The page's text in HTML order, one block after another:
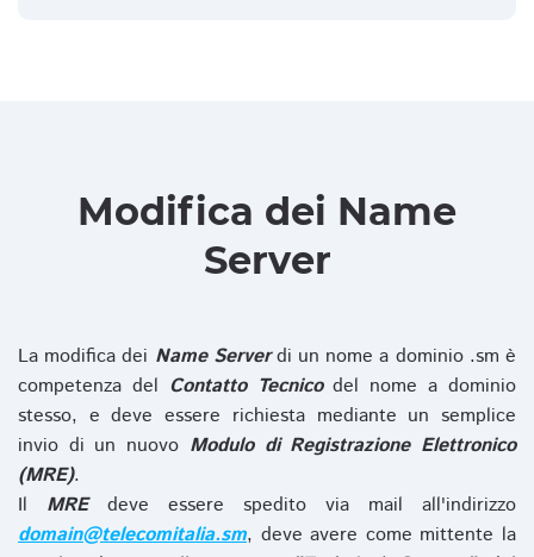
Modifica dei Name
Server
La modifica dei Name Serverdi un nome a dominio .sm è
competenza del Contatto Tecnicodel nome a dominio
stesso, e deve essere richiesta mediante un semplice
invio di un nuovo Modulo di Registrazione Elettronico
(MRE).
Il MREdeve essere spedito via mail all'indirizzo
domain@telecomitalia.sm, deve avere come mittente la